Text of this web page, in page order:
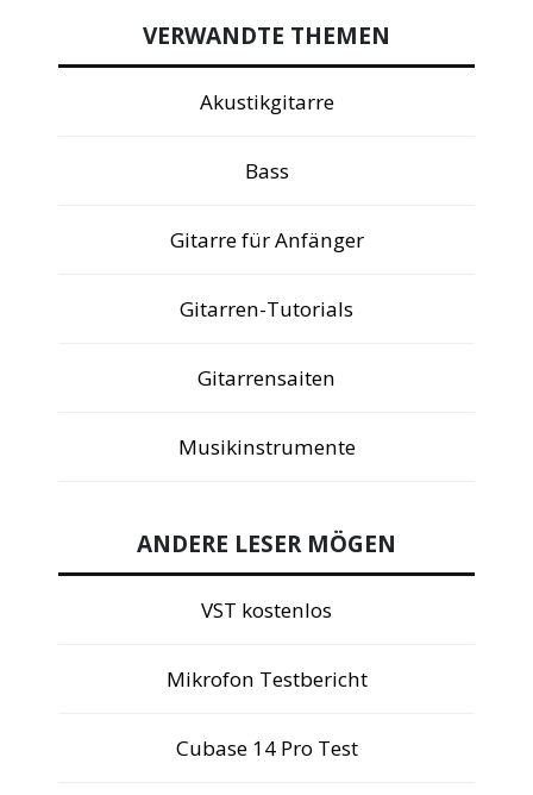
VERWANDTE THEMEN
Akustikgitarre
Bass
Gitarre für Anfänger
Gitarren-Tutorials
Gitarrensaiten
Musikinstrumente
ANDERE LESER MÖGEN
VST kostenlos
Mikrofon Testbericht
Cubase 14 Pro Test